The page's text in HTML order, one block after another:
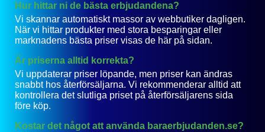
Hur hittar ni de bästa erbjudandena?
Vi skannar automatiskt massor av webbutiker dagligen.
När vi hittar produkter med stora besparingar eller
marknadens bästa priser visas de här på sidan.
Är priserna alltid korrekta?
Vi uppdaterar priser löpande, men priser kan ändras
snabbt hos återförsäljarna. Vi rekommenderar alltid att
kontrollera det slutliga priset på återförsäljarens sida
före köp.
Kostar det något att använda baraerbjudanden.se?